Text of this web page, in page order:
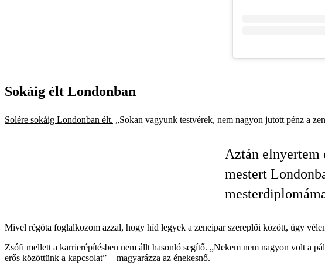
Sokáig élt Londonban
Solére sokáig Londonban élt. „Sokan vagyunk testvérek, nem nagyon jutott pénz a
Aztán elnyertem
mestert
Mivel régóta foglalkozom azzal, hogy híd legyek a zeneipar szereplői között, úgy
Zsófi mellett a karrierépítésben nem állt hasonló segítő. „Nekem nem nagyon volt a
erős közöttünk a kapcsolat” − magyarázza az énekesnő.